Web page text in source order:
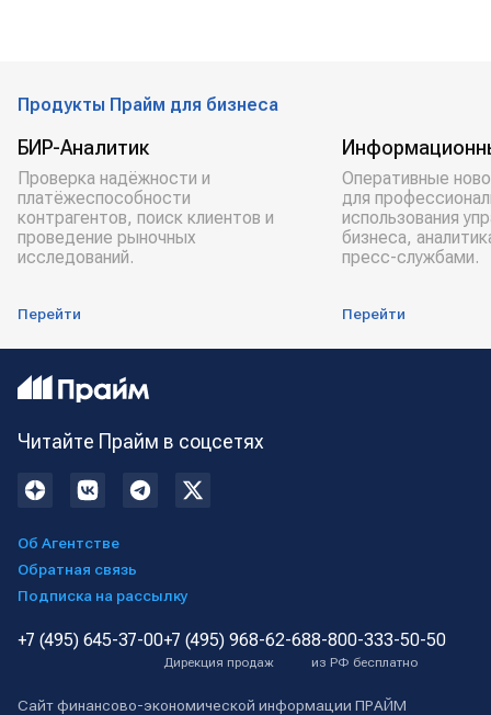
Продукты Прайм для бизнеса
БИР-Аналитик
Проверка надёжности и
платёжеспособности
контрагентов, поиск клиентов и
проведение рыночных
исследований.
Перейти
Оперативные
для
использования
бизнеса,
пресс-службами.
Перейти
Читайте Прайм в соцсетях
Об Агентстве
Обратная связь
Подписка на рассылку
+7 (495) 645-37-00+7 (495) 968-62-68
Дирекция продаж
8-800-333-50-50
из РФ бесплатно
Сайт финансово-экономической информации ПРАЙМ